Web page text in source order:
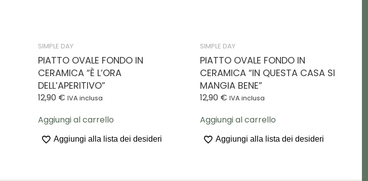
SIMPLE DAY
PIATTO OVALE FONDO IN
CERAMICA “È L’ORA
DELL’APERITIVO”
12,90 € IVA inclusa
Aggiungi al carrello
Aggiungi alla lista dei desideri
SIMPLE DAY
PIATTO OVALE FONDO IN
CERAMICA “IN QUESTA CASA SI
MANGIA BENE”
12,90 € IVA inclusa
Aggiungi al carrello
Aggiungi alla lista dei desideri